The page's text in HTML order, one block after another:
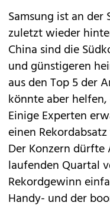
Samsung ist an
zuletzt wieder
China sind die
und günstigeren
aus den Top 5 der
könnte aber
Einige Experten
einen
Der Konzern
laufenden Quartal
Rekordgewinn
Handy- und der